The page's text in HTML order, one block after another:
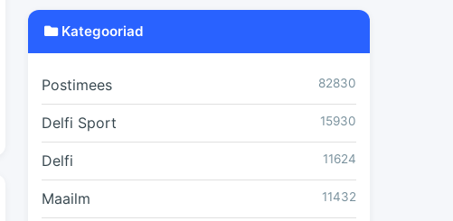
Kategooriad
Postimees 82830
Delfi Sport 15930
Delfi 11624
Maailm 11432